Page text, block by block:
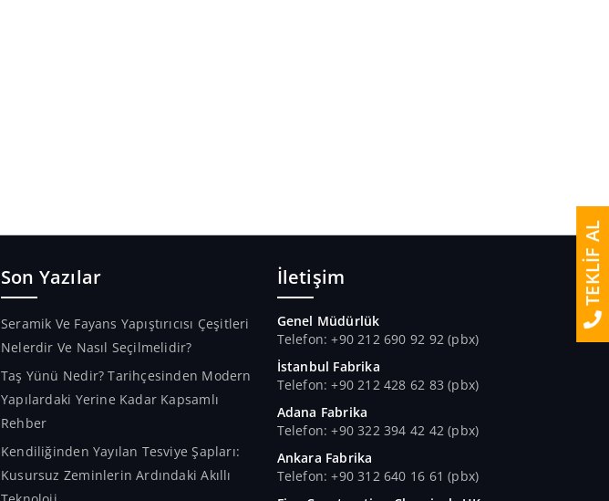
Son Yazılar
Seramik Ve Fayans Yapıştırıcısı Çeşitleri
Nelerdir Ve Nasıl Seçilmelidir?
Taş Yünü Nedir? Tarihçesinden Modern
Yapılardaki Yerine Kadar Kapsamlı
Rehber
Kendiliğinden Yayılan Tesviye Şapları:
Kusursuz Zeminlerin Ardındaki Akıllı
İletişim
Genel Müdürlük
Telefon: +90 212 690 92 92 (pbx)
İstanbul Fabrika
Telefon: +90 212 428 62 83 (pbx)
Adana Fabrika
Telefon: +90 322 394 42 42 (pbx)
Ankara Fabrika
Telefon: +90 312 640 16 61 (pbx)
TEKLİF AL